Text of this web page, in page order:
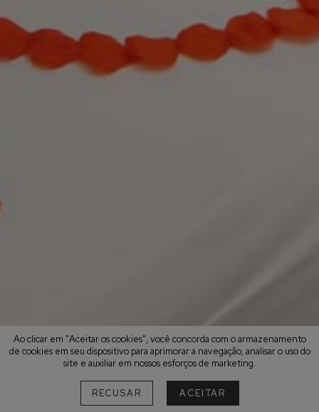
Ao clicar em "Aceitar os cookies", você concorda com o armazenamento
de cookies em seu dispositivo para aprimorar a navegação, analisar o uso do
site e auxiliar em nossos esforços de marketing.
RECUSAR ACEITAR